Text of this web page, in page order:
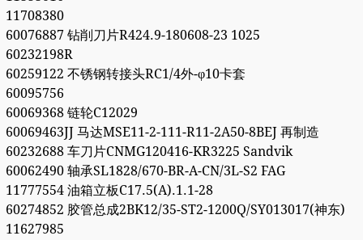
11708380
60076887 钻削刀片R424.9-180608-23 1025
60232198R
60259122 不锈钢转接头RC1/4外-φ10卡套
60095756
60069368 链轮C12029
60069463JJ 马达MSE11-2-111-R11-2A50-8BEJ 再制造
60232688 车刀片CNMG120416-KR3225 Sandvik
60062490 轴承SL1828/670-BR-A-CN/3L-S2 FAG
11777554 油箱立板C17.5(A).1.1-28
60274852 胶管总成2BK12/35-ST2-1200Q/SY013017(神东)
11627985